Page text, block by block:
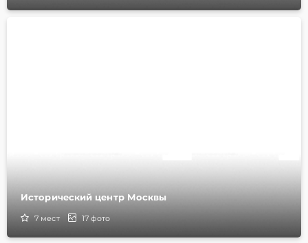
Исторический центр Москвы
7 мест 17 фото